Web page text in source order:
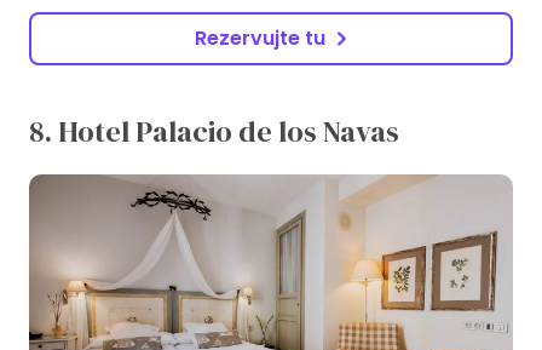
Rezervujte tu
8. Hotel Palacio de los Navas